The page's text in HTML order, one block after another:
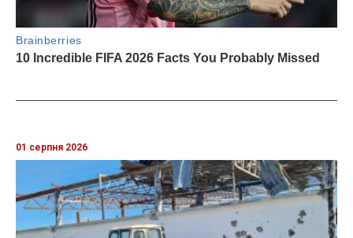
01 серпня 2026